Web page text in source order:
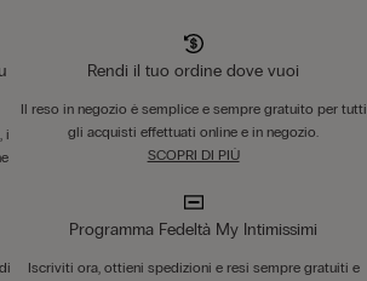
i
Rendi il tuo ordine dove vuoi
Il reso in negozio è semplice e sempre gratuito per tutti
gli acquisti effettuati online e in negozio.
SCOPRI DI PIÙ
Programma Fedeltà My Intimissimi
Iscriviti ora, ottieni spedizioni e resi sempre gratuiti e